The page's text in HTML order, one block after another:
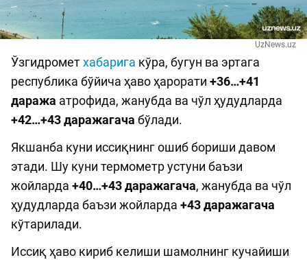
UzNews.uz
Ўзгидрометхабарига кўра, бугун ва эртага
республика бўйича ҳаво ҳарорати +36…+41
даража атрофида, жанубда ва чўл ҳудудларда
+42…+43 даражагача бўлади.
Якшанба куни иссиқнинг ошиб бориши давом
этади. Шу куни термометр устуни баъзи
жойларда +40…+43 даражагача, жанубда ва чўл
ҳудудларда баъзи жойларда +43 даражагача
кўтарилади.
Иссиқ ҳаво кириб келиши шамолнинг кучайиши